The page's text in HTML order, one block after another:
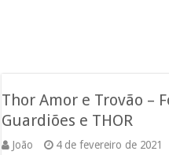
Thor Amor e Trovão –
Guardiões e THOR
João 4 de fevereiro de 2021